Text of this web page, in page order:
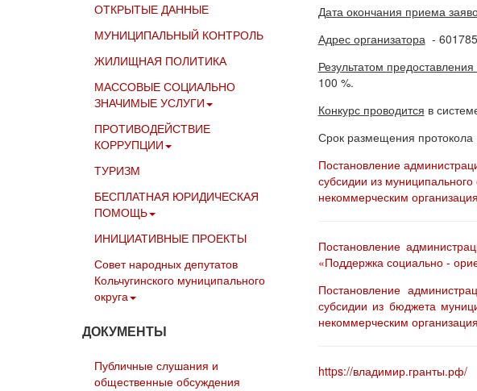
Дата окончания приема
Адрес организатора- 601785,
Результатом
100 %.
Конкурс проводится в
Срок размещения протокола
Постановление
субсидии из
некоммерческим
Постановление
«Поддержка социально -
Постановление
субсидии из бюджета
некоммерческим
https://владимир.гранты.рф/
ОТКРЫТЫЕ ДАННЫЕ
МУНИЦИПАЛЬНЫЙ КОНТРОЛЬ
ЖИЛИЩНАЯ ПОЛИТИКА
МАССОВЫЕ СОЦИАЛЬНО
ЗНАЧИМЫЕ УСЛУГИ
ПРОТИВОДЕЙСТВИЕ
КОРРУПЦИИ
ТУРИЗМ
БЕСПЛАТНАЯ ЮРИДИЧЕСКАЯ
ПОМОЩЬ
ИНИЦИАТИВНЫЕ ПРОЕКТЫ
Совет народных депутатов
Кольчугинского муниципального
округа
ДОКУМЕНТЫ
Публичные слушания и
общественные обсуждения